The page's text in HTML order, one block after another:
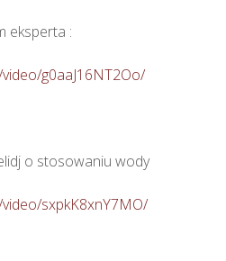
eksperta :
g0aaJ16NT2Oo/
o stosowaniu wody
sxpkK8xnY7MO/